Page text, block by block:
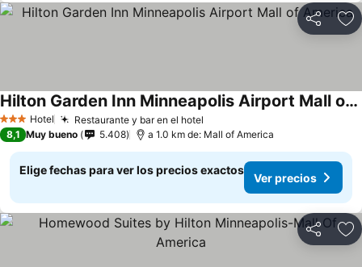
Compartir
3 Estrellas
Hotel Restaurante y bar en el hotel
Hilton Garden Inn Minneapolis Airport Mall of America
8,1 Muy bueno 5.408 a 1.0 km de: Mall of America
Elige fechas para ver los precios exactos
Ver precios
Compartir